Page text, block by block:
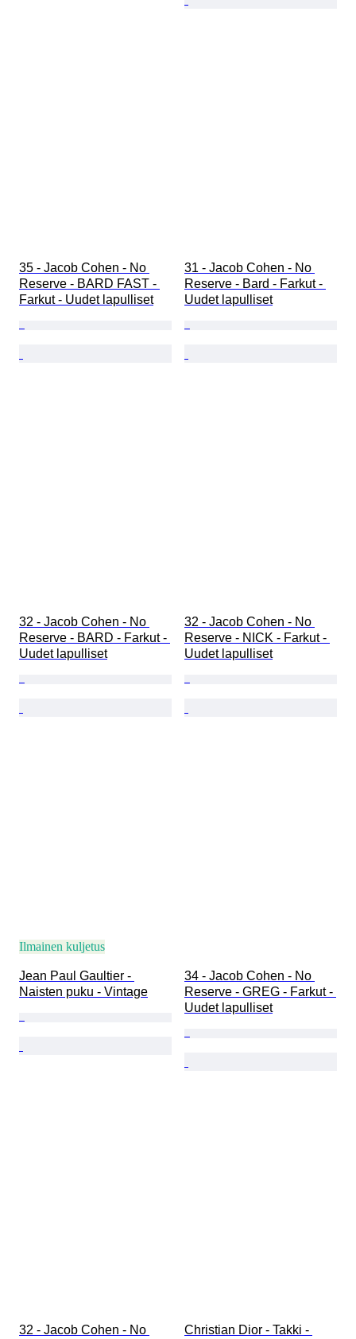
35 - Jacob Cohen - No
Reserve - BARD FAST -
Farkut - Uudet lapulliset
31 - Jacob Cohen - No
Reserve - Bard - Farkut -
Uudet lapulliset
32 - Jacob Cohen - No
Reserve - BARD - Farkut -
Uudet lapulliset
32 - Jacob Cohen - No
Reserve - NICK - Farkut -
Uudet lapulliset
Ilmainen kuljetus
Jean Paul Gaultier -
Naisten puku - Vintage
34 - Jacob Cohen - No
Reserve - GREG - Farkut -
Uudet lapulliset
32 - Jacob Cohen - No Christian Dior - Takki -